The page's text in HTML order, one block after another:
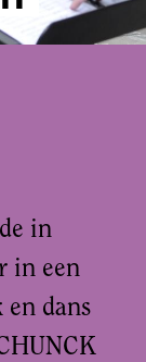
in
in een
dans